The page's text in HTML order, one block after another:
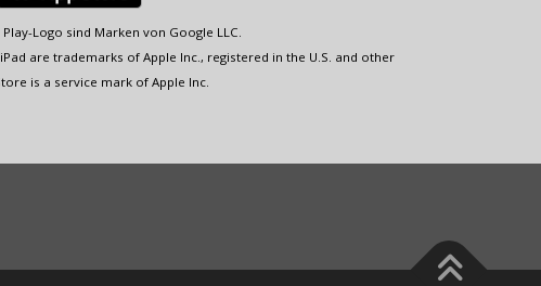
Logo sind Marken von Google LLC.
are trademarks of Apple Inc., registered in the U.S. and other
is a service mark of Apple Inc.